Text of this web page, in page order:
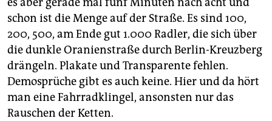
genossenschaft
epaper login
schon ist die Menge auf der Straße. Es sind 100,
200, 500, am Ende gut 1.000 Radler, die sich über
die dunkle Oranienstraße durch Berlin-Kreuzberg
drängeln. Plakate und Transparente fehlen.
Demosprüche gibt es auch keine. Hier und da hört
man eine Fahrradklingel, ansonsten nur das
Rauschen der Ketten.